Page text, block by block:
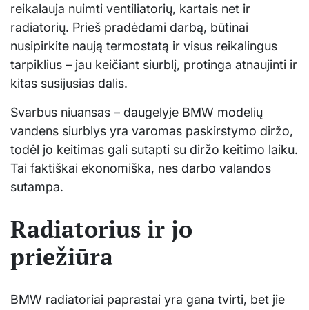
reikalauja nuimti ventiliatorių, kartais net ir
radiatorių. Prieš pradėdami darbą, būtinai
nusipirkite naują termostatą ir visus reikalingus
tarpiklius – jau keičiant siurblį, protinga atnaujinti ir
kitas susijusias dalis.
Svarbus niuansas – daugelyje BMW modelių
vandens siurblys yra varomas paskirstymo diržo,
todėl jo keitimas gali sutapti su diržo keitimo laiku.
Tai faktiškai ekonomiška, nes darbo valandos
sutampa.
Radiatorius ir jo
priežiūra
BMW radiatoriai paprastai yra gana tvirti, bet jie